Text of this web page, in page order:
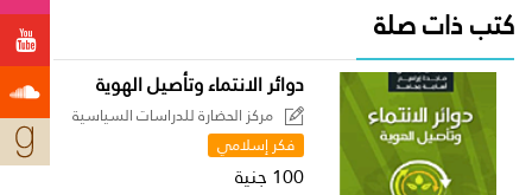
كتب ذات صلة
دوائر الانتماء وتأصيل الهوية
مركز الحضارة للدراسات السياسية
فكر إسلامي
100 جنية